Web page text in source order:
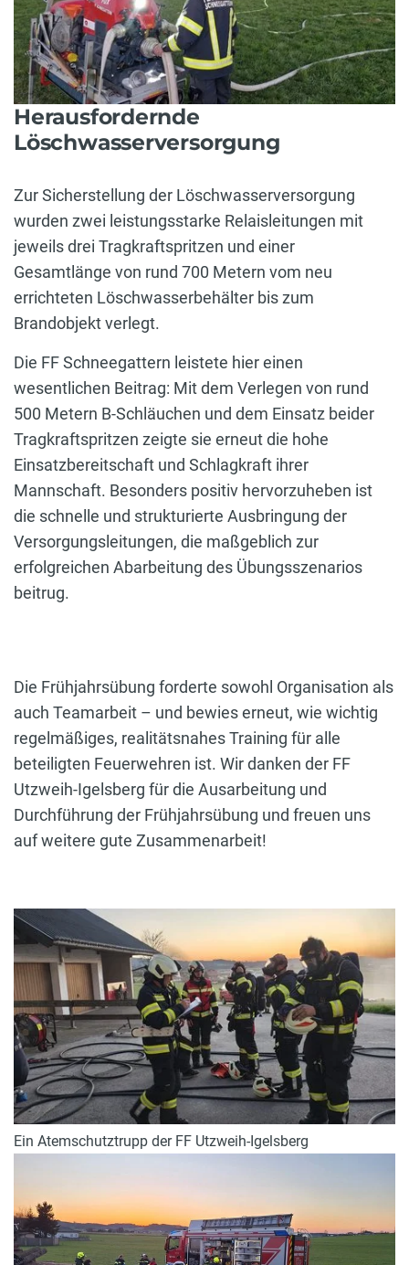
Herausfordernde
Löschwasserversorgung
Zur Sicherstellung der Löschwasserversorgung
wurden zwei leistungsstarke Relaisleitungen mit
jeweils drei Tragkraftspritzen und einer
Gesamtlänge von rund 700 Metern vom neu
errichteten Löschwasserbehälter bis zum
Brandobjekt verlegt.
Die FF Schneegattern leistete hier einen
wesentlichen Beitrag: Mit dem Verlegen von rund
500 Metern B-Schläuchen und dem Einsatz beider
Tragkraftspritzen zeigte sie erneut die hohe
Einsatzbereitschaft und Schlagkraft ihrer
Mannschaft. Besonders positiv hervorzuheben ist
die schnelle und strukturierte Ausbringung der
Versorgungsleitungen, die maßgeblich zur
erfolgreichen Abarbeitung des Übungsszenarios
beitrug.
Die Frühjahrsübung forderte sowohl Organisation als
auch Teamarbeit – und bewies erneut, wie wichtig
regelmäßiges, realitätsnahes Training für alle
beteiligten Feuerwehren ist. Wir danken der FF
Utzweih-Igelsberg für die Ausarbeitung und
Durchführung der Frühjahrsübung und freuen uns
auf weitere gute Zusammenarbeit!
Ein Atemschutztrupp der FF Utzweih-Igelsberg